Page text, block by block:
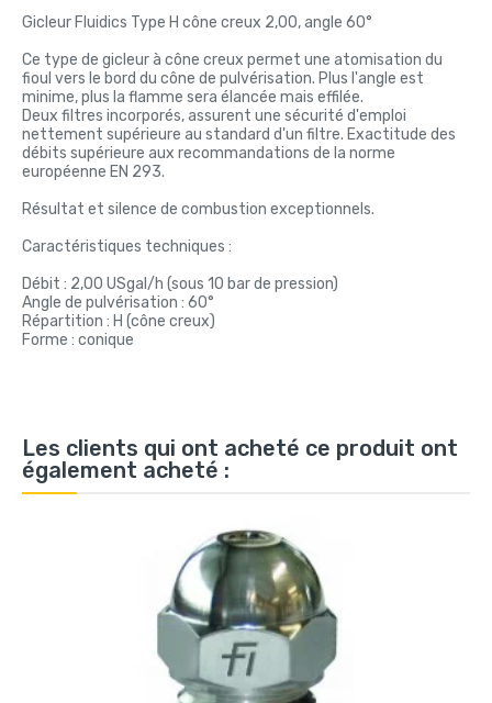
Gicleur Fluidics Type H cône creux 2,00, angle 60°
Ce type de gicleur à cône creux permet une atomisation du
fioul vers le bord du cône de pulvérisation. Plus l'angle est
minime, plus la flamme sera élancée mais effilée.
Deux filtres incorporés, assurent une sécurité d'emploi
nettement supérieure au standard d'un filtre. Exactitude des
débits supérieure aux recommandations de la norme
européenne EN 293.
Résultat et silence de combustion exceptionnels.
Caractéristiques techniques :
Débit : 2,00 USgal/h (sous 10 bar de pression)
Angle de pulvérisation : 60°
Répartition : H (cône creux)
Forme : conique
Les clients qui ont acheté ce produit ont
également acheté :